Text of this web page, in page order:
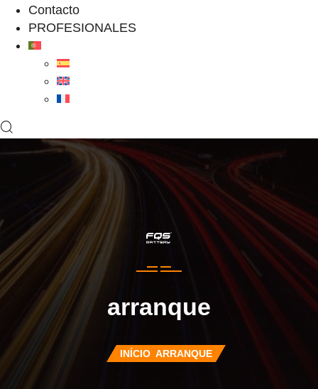
Contacto
PROFESIONALES
arranque
INÍCIO ARRANQUE